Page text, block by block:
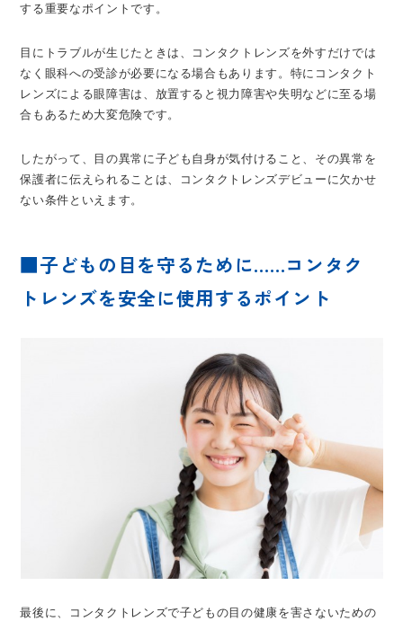
する重要なポイントです。
目にトラブルが生じたときは、コンタクトレンズを外すだけでは
なく眼科への受診が必要になる場合もあります。特にコンタクト
レンズによる眼障害は、放置すると視力障害や失明などに至る場
合もあるため大変危険です。
したがって、目の異常に子ども自身が気付けること、その異常を
保護者に伝えられることは、コンタクトレンズデビューに欠かせ
ない条件といえます。
■子どもの目を守るために……コンタク
トレンズを安全に使用するポイント
最後に、コンタクトレンズで子どもの目の健康を害さないための